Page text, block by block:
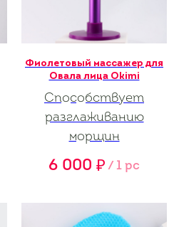
Фиолетовый массажер для
Овала лица Okimi
Способствует
разглаживанию
морщин
6 000 ₽ / 1 pc